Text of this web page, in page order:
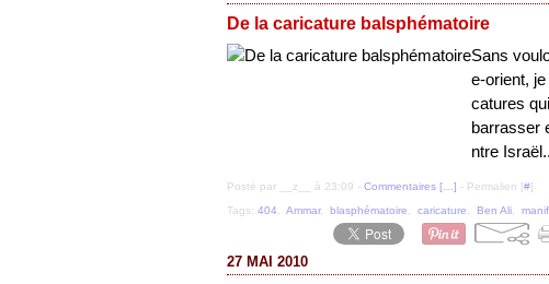
De la caricature balsphématoire
Sans
e-orient,
catures
barrasser
ntre
Posté par __z__ à 23:09 - Commentaires [ ] - Permalien [#]
Tags: 404 Ammar, blasphématoire caricature Ben Ali
27 MAI 2010